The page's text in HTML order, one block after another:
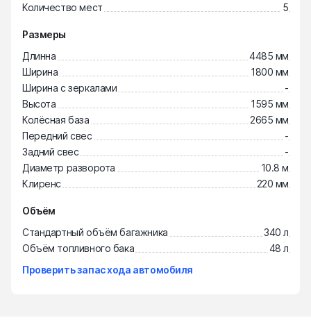
Количество мест
5
Размеры
Длинна
4485 мм
Ширина
1800 мм
Ширина с зеркалами
-
Высота
1595 мм
Колёсная база
2665 мм
Передний свес
-
Задний свес
-
Диаметр разворота
10.8 м
Клиренс
220 мм
Объём
Стандартный объём багажника
340 л
Объём топливного бака
48 л
Проверить запас хода автомобиля